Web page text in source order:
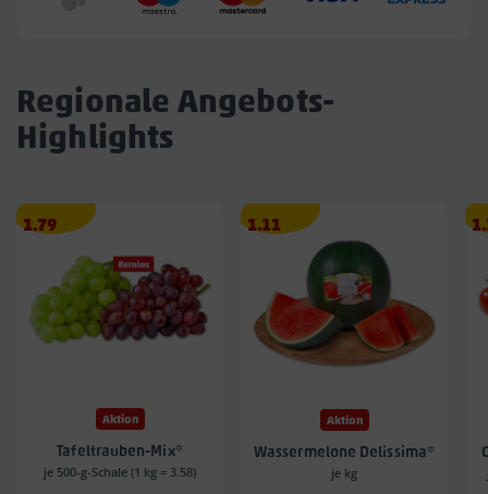
Regionale Angebots-
Highlights
Angebotspreis
1.79
1.79
Aktion
Tafeltrauben-Mix*
je 500-g-Schale (1 kg = 3.58)
Angebotspreis
1.11
1.11
Aktion
Wassermelone Delissima*
je kg